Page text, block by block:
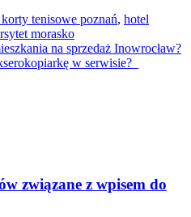
tenisowe poznań, hotel
morasko
na sprzedaż Inowrocław?
w serwisie?
związane z wpisem do